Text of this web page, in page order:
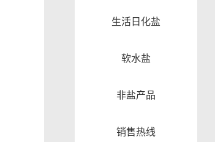
生活日化盐
软水盐
非盐产品
销售热线